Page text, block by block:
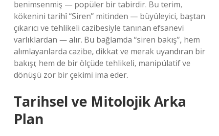
benimsenmiş — popüler bir tabirdir. Bu terim,
kökenini tarihî “Siren” mitinden — büyüleyici, baştan
çıkarıcı ve tehlikeli cazibesiyle tanınan efsanevi
varlıklardan — alır. Bu bağlamda “siren bakış”, hem
alımlayanlarda cazibe, dikkat ve merak uyandıran bir
bakışı; hem de bir ölçüde tehlikeli, manipülatif ve
dönüşü zor bir çekimi ima eder.
Tarihsel ve Mitolojik Arka
Plan